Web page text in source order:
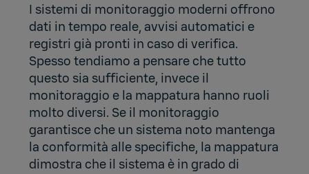
I sistemi di monitoraggio moderni offrono
dati in tempo reale, avvisi automatici e
registri già pronti in caso di verifica.
Spesso tendiamo a pensare che tutto
questo sia sufficiente, invece il
monitoraggio e la mappatura hanno ruoli
molto diversi. Se il monitoraggio
garantisce che un sistema noto mantenga
la conformità alle specifiche, la mappatura
dimostra che il sistema è in grado di